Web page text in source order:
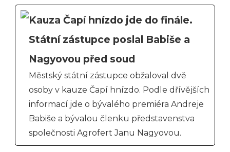
Kauza Čapí hnízdo jde do finále.
Státní zástupce poslal Babiše a
Nagyovou před soud
Městský státní zástupce obžaloval dvě
osoby v kauze Čapí hnízdo. Podle dřívějších
informací jde o bývalého premiéra Andreje
Babiše a bývalou členku představenstva
společnosti Agrofert Janu Nagyovou.